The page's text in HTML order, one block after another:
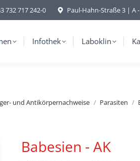
732 717 242-0 Paul-Hahn-Straße 3 | A
Infothek Laboklin
und Antikörpernachweise Parasiten
Babesien - AK